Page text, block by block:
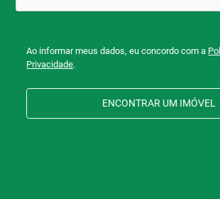
Ao informar meus dados, eu concordo com a
Privacidade.
ENCONTRAR UM IMÓVEL